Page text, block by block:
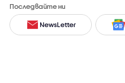
Последвайте ни
NewsLetter